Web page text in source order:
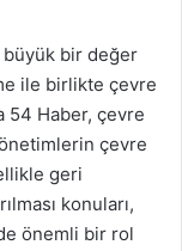
büyük bir değer
ile birlikte çevre
54 Haber, çevre
çevre
geri
konuları,
önemli bir rol